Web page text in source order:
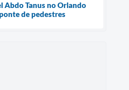
Abdo Tanus no Orlando
de pedestres